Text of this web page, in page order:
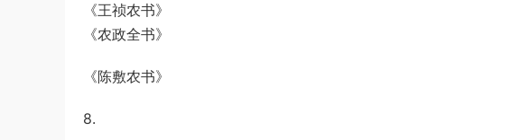
《王祯农书》
《农政全书》
《陈敷农书》
8.